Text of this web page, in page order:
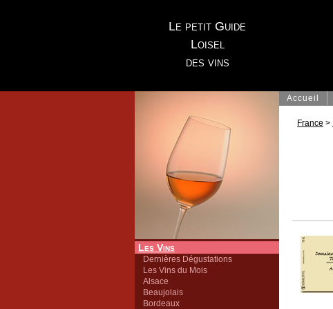
Le petit Guide
Loisel
des vins
Les Vins
Dernières Dégustations
Les Vins du Mois
Alsace
Beaujolais
Bordeaux
Accueil
France >